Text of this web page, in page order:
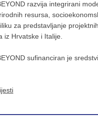
razvija integrirani
resursa,
za predstavljanje
iz Hrvatske i Italije.
sufinanciran je